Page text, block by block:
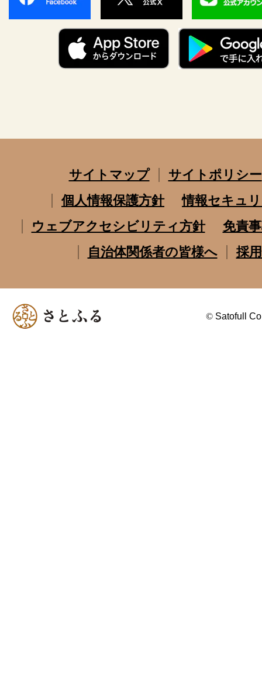
サイトマップ
サイトポリシー
個人情報保護方針
情報セキュ
ウェブアクセシビリティ方針
免責
自治体関係者の皆様へ
採
© Satofull